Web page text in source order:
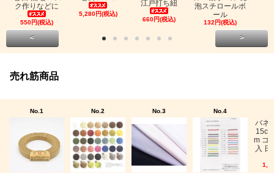
ク作りなどに
550円(税込)
5,280円(税込)
江戸打ち紐
660円(税込)
泡スチロールボ
ール
132円(税込)
< >
売れ筋商品
No.1 No.2 No.3 No.4
バネ
m ゴ
入